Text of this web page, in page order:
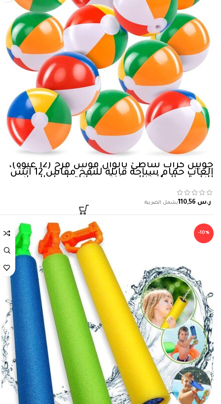
جويين كرات شاطئ بالوان قوس قزح (12 عبوة)،
العاب حمام سباحة قابلة للنفخ مقاس 12 انش
للالعاب المائية الصيفية وحفلات اعياد الميلاد
للاطفال، مجموعة كومبو تتضمن كرات شاطئ
قابلة للنفخ
ر.س
-10%